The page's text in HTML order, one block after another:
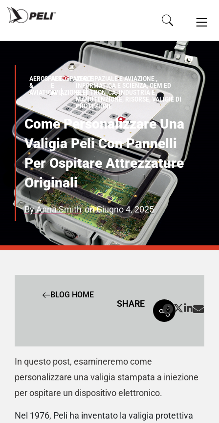
AEROSPACE
&
AVIATION
AEROSPAZIALE
E
AVIAZIONE
AEROSPAZIALE E AVIAZIONE ,
INFORMATICA E SCIENZA, OEM ED
ELETTRONICA, INDUSTRIA E
MANUTENZIONE, RISORSE, VALIGIE DI
PROTEZIONE
Come Personalizzare Una
Valigia Peli Con Pannelli
Per Ospitare Attrezzature
Originali
ByAnna Smith onGiugno 4, 2025
BLOG HOME
SHARE
In questo post, esamineremo come
personalizzare una valigia stampata a iniezione
per ospitare un dispositivo elettronico.
Nel 1976, Peli ha inventato la valigia protettiva